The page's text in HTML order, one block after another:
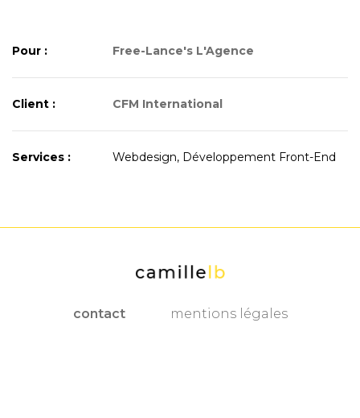
Pour : Free-Lance's L'Agence
Client : CFM International
Services : Webdesign, Développement Front-End
contact mentions légales